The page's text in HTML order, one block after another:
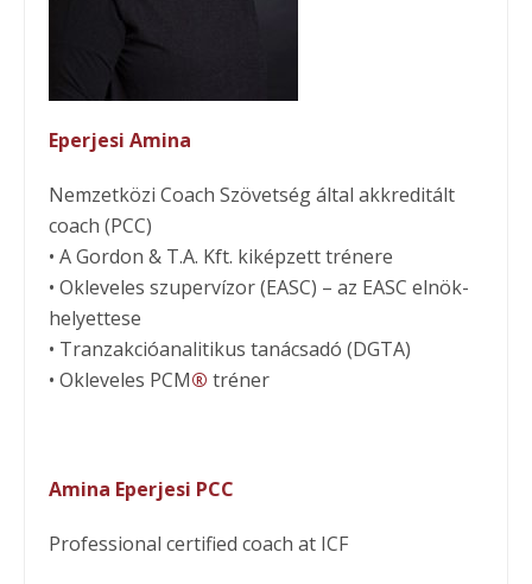
Eperjesi Amina
Nemzetközi Coach Szövetség által akkreditált
coach (PCC)
• A Gordon & T.A. Kft. kiképzett trénere
• Okleveles szupervízor (EASC) – az EASC elnök-
helyettese
• Tranzakcióanalitikus tanácsadó (DGTA)
• Okleveles PCM® tréner
Amina Eperjesi PCC
Professional certified coach at ICF